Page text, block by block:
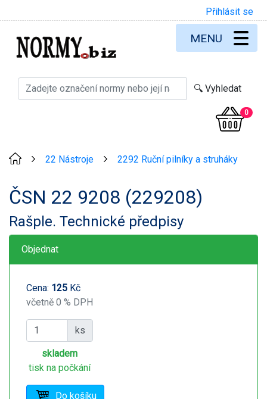
Přihlásit se
0
MENU
22 Nástroje 2292 Ruční pilníky a struháky
ČSN 22 9208 (229208)
Rašple. Technické předpisy
Objednat
Cena: 125 Kč
včetně 0 % DPH
ks
skladem
tisk na počkání